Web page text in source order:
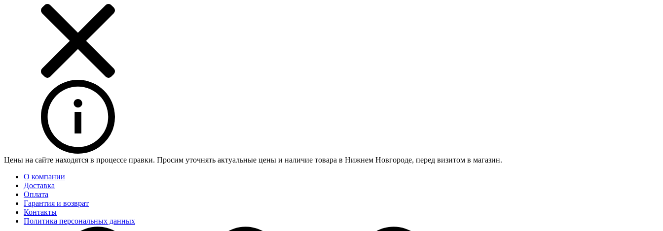
Цены на сайте находятся в процессе правки. Просим уточнять актуальные цены и наличие товара в Нижнем Новгороде, перед визитом в магазин.
О компании
Доставка
Оплата
Гарантия и возврат
Контакты
Политика персональных данных